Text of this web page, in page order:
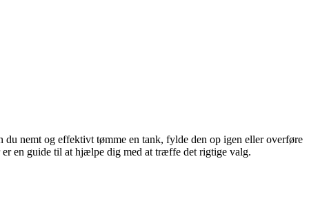
nemt og effektivt tømme en tank, fylde den op igen eller overføre
en guide til at hjælpe dig med at træffe det rigtige valg.